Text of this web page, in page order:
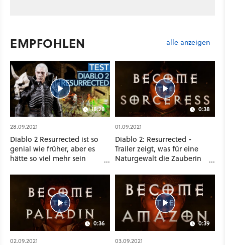
EMPFOHLEN alle anzeigen
18:28
28.09.2021
Diablo 2 Resurrected ist so
genial wie früher, aber es
hätte so viel mehr sein
0:38
01.09.2021
Diablo 2: Resurrected -
Trailer zeigt, was für eine
Naturgewalt die Zauberin
0:36
02.09.2021
0:39
03.09.2021